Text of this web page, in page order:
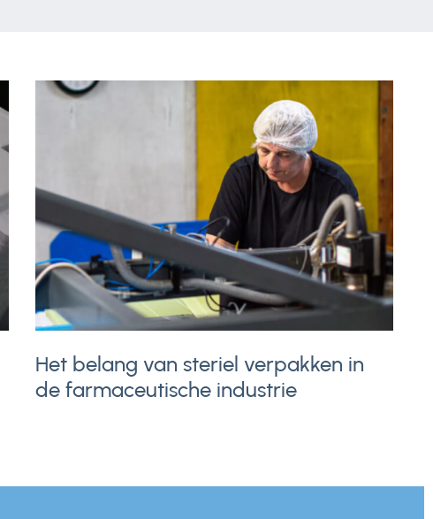
Het belang van steriel verpakken in
de farmaceutische industrie